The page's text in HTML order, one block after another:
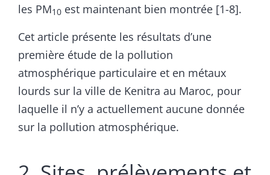
les PM10 est maintenant bien montrée [1-8].
Cet article présente les résultats d’une
première étude de la pollution
atmosphérique particulaire et en métaux
lourds sur la ville de Kenitra au Maroc, pour
laquelle il n’y a actuellement aucune donnée
sur la pollution atmosphérique.